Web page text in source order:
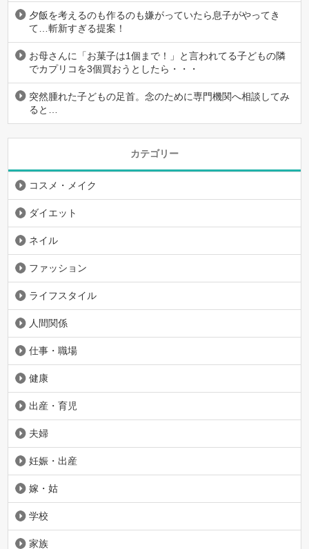
夕飯を考えるのも作るのも嫌がっていたら息子がやってき
て…斬新すぎる提案！
お母さんに「お菓子は1個まで！」と言われてる子どもの隣
でカプリコを3個買おうとしたら・・・
突然腫れた子どもの足首。念のために専門機関へ相談してみ
ると…
カテゴリー
コスメ・メイク
ダイエット
ネイル
ファッション
ライフスタイル
人間関係
仕事・職場
健康
出産・育児
夫婦
妊娠・出産
嫁・姑
学校
家族